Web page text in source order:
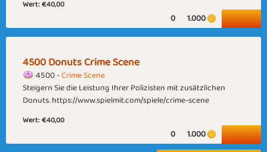
Carnival Season Time for Boots
Bikini Season Cinnamon Candles
Wert: €40,00
0 1.000
4500 Donuts Crime Scene
4500 -Crime Scene
Steigern Sie die Leistung Ihrer Polizisten mit zusätzlichen
Donuts. https://www.spielmit.com/spiele/crime-scene
Wert: €40,00
0 1.000